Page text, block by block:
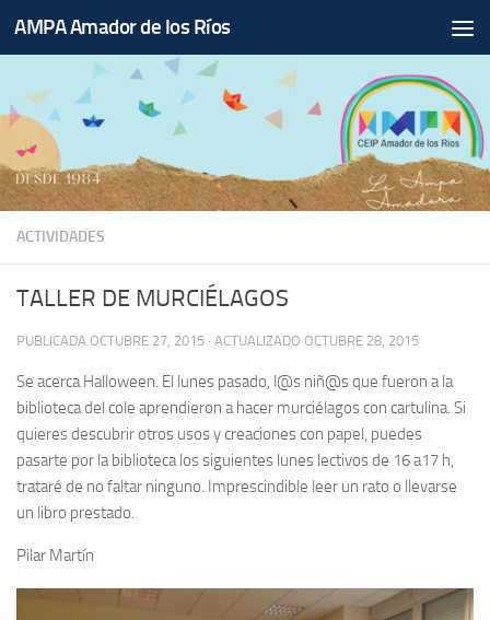
Saltar al contenido
AMPA Amador de los Ríos
ACTIVIDADES
TALLER DE MURCIÉLAGOS
PUBLICADA OCTUBRE 27, 2015 · ACTUALIZADO OCTUBRE 28, 2015
Se acerca Halloween. El lunes pasado, l@s niñ@s que fueron a la
biblioteca del cole aprendieron a hacer murciélagos con cartulina. Si
quieres descubrir otros usos y creaciones con papel, puedes
pasarte por la biblioteca los siguientes lunes lectivos de 16 a17 h,
trataré de no faltar ninguno. Imprescindible leer un rato o llevarse
un libro prestado.
Pilar Martín